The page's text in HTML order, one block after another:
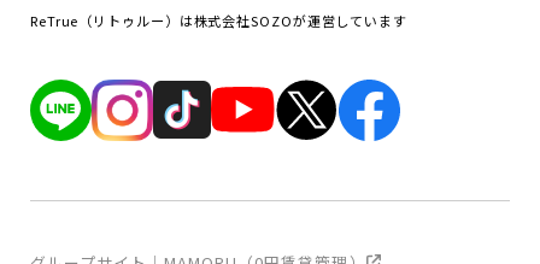
ReTrue（リトゥルー）は株式会社SOZOが運営しています